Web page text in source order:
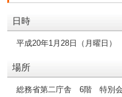
日時
平成20年1月28日（月曜日）
場所
総務省第二庁舎 6階 特別